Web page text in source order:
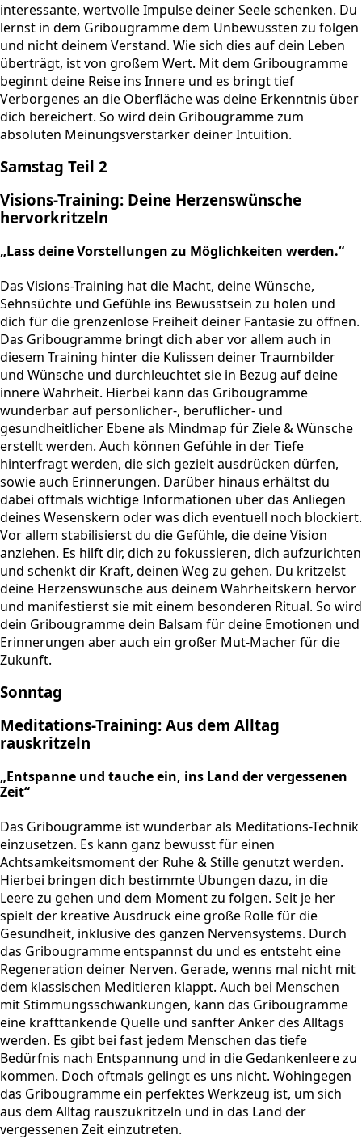
interessante, wertvolle Impulse deiner Seele schenken. Du
lernst in dem Gribougramme dem Unbewussten zu folgen
und nicht deinem Verstand. Wie sich dies auf dein Leben
überträgt, ist von großem Wert. Mit dem Gribougramme
beginnt deine Reise ins Innere und es bringt tief
Verborgenes an die Oberfläche was deine Erkenntnis über
dich bereichert. So wird dein Gribougramme zum
absoluten Meinungsverstärker deiner Intuition.
Samstag Teil 2
Visions-Training: Deine Herzenswünsche
hervorkritzeln
„Lass deine Vorstellungen zu Möglichkeiten werden.“
Das Visions-Training hat die Macht, deine Wünsche,
Sehnsüchte und Gefühle ins Bewusstsein zu holen und
dich für die grenzenlose Freiheit deiner Fantasie zu öffnen.
Das Gribougramme bringt dich aber vor allem auch in
diesem Training hinter die Kulissen deiner Traumbilder
und Wünsche und durchleuchtet sie in Bezug auf deine
innere Wahrheit. Hierbei kann das Gribougramme
wunderbar auf persönlicher-, beruflicher- und
gesundheitlicher Ebene als Mindmap für Ziele & Wünsche
erstellt werden. Auch können Gefühle in der Tiefe
hinterfragt werden, die sich gezielt ausdrücken dürfen,
sowie auch Erinnerungen. Darüber hinaus erhältst du
dabei oftmals wichtige Informationen über das Anliegen
deines Wesenskern oder was dich eventuell noch blockiert.
Vor allem stabilisierst du die Gefühle, die deine Vision
anziehen. Es hilft dir, dich zu fokussieren, dich aufzurichten
und schenkt dir Kraft, deinen Weg zu gehen. Du kritzelst
deine Herzenswünsche aus deinem Wahrheitskern hervor
und manifestierst sie mit einem besonderen Ritual. So wird
dein Gribougramme dein Balsam für deine Emotionen und
Erinnerungen aber auch ein großer Mut-Macher für die
Zukunft.
Sonntag
Meditations-Training: Aus dem Alltag
rauskritzeln
„Entspanne und tauche ein, ins Land der vergessenen
Zeit“
Das Gribougramme ist wunderbar als Meditations-Technik
einzusetzen. Es kann ganz bewusst für einen
Achtsamkeitsmoment der Ruhe & Stille genutzt werden.
Hierbei bringen dich bestimmte Übungen dazu, in die
Leere zu gehen und dem Moment zu folgen. Seit je her
spielt der kreative Ausdruck eine große Rolle für die
Gesundheit, inklusive des ganzen Nervensystems. Durch
das Gribougramme entspannst du und es entsteht eine
Regeneration deiner Nerven. Gerade, wenns mal nicht mit
dem klassischen Meditieren klappt. Auch bei Menschen
mit Stimmungsschwankungen, kann das Gribougramme
eine krafttankende Quelle und sanfter Anker des Alltags
werden. Es gibt bei fast jedem Menschen das tiefe
Bedürfnis nach Entspannung und in die Gedankenleere zu
kommen. Doch oftmals gelingt es uns nicht. Wohingegen
das Gribougramme ein perfektes Werkzeug ist, um sich
aus dem Alltag rauszukritzeln und in das Land der
vergessenen Zeit einzutreten.